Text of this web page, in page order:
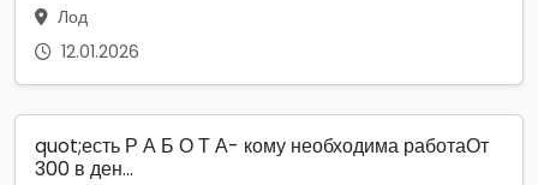
Лод
12.01.2026
quot;есть Р А Б О Т А- кому необходима работаОт
300 в ден...